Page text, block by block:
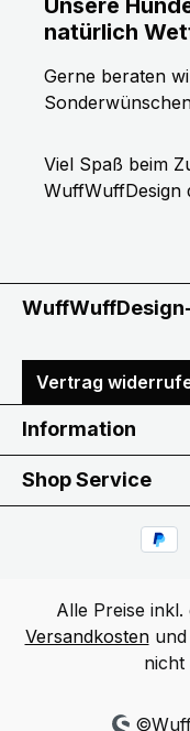
Unsere
natürlich
Gerne beraten
Viel Spaß beim
WuffWuffDesign
Vertrag
Information
Shop Service
Alle Preise
Versandkostenund
nicht